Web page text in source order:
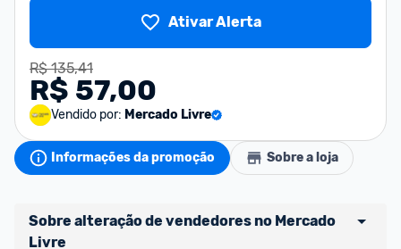
Ativar Alerta
R$ 135,41
R$ 57,00
Vendido por: Mercado Livre
Informações da promoção Sobre a loja
Sobre alteração de vendedores no Mercado
Livre